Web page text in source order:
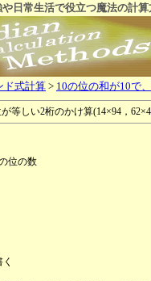
日常生活で役立つ魔法の計算
ド式計算> 10の位の和が10で
等しい2桁のかけ算(14×94，
位の数